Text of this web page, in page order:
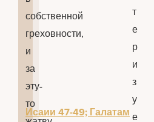
собственной
греховности,
и
за
эту-
то
Исаии 47-49; Галатам
т
е
р
и
з
у
е